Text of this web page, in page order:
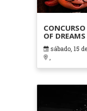
OF DREAMS
sábado, 15
,